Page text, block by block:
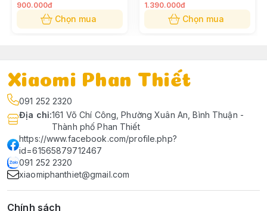
900.000đ
Chọn mua
1.390.000đ
Chọn mua
Xiaomi Phan Thiết
091 252 2320
Địa chỉ:161 Võ Chí Công, Phường Xuân An, Bình Thuận -
Thành phố Phan Thiết
https://www.facebook.com/profile.php?
id=61565879712467
091 252 2320
xiaomiphanthiet@gmail.com
Chính sách